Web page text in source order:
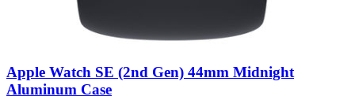
Apple Watch SE (2nd Gen) 44mm Midnight
Aluminum Case